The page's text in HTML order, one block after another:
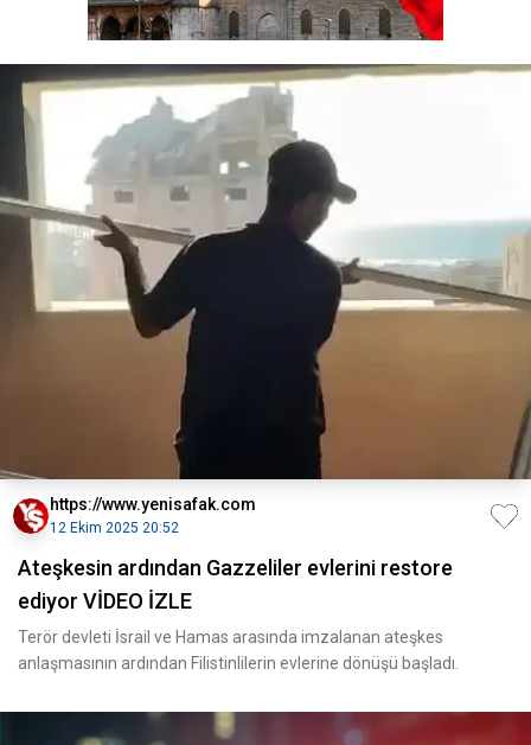
https://www.yenisafak.com
12 Ekim 2025 20:52
Ateşkesin ardından Gazzeliler evlerini restore
ediyor VİDEO İZLE
Terör devleti İsrail ve Hamas arasında imzalanan ateşkes
anlaşmasının ardından Filistinlilerin evlerine dönüşü başladı.